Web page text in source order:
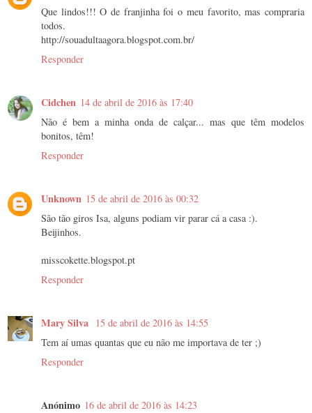
Que lindos!!! O de franjinha foi o meu favorito, mas compraria
todos.
http://souadultaagora.blogspot.com.br/
Responder
Cidchen 14 de abril de 2016 às 17:40
Não é bem a minha onda de calçar... mas que têm modelos
bonitos, têm!
Responder
Unknown 15 de abril de 2016 às 00:32
São tão giros Isa, alguns podiam vir parar cá a casa :).
Beijinhos.
misscokette.blogspot.pt
Responder
Mary Silva
15 de abril de 2016 às 14:55
Tem aí umas quantas que eu não me importava de ter ;)
Responder
Anónimo 16 de abril de 2016 às 14:23